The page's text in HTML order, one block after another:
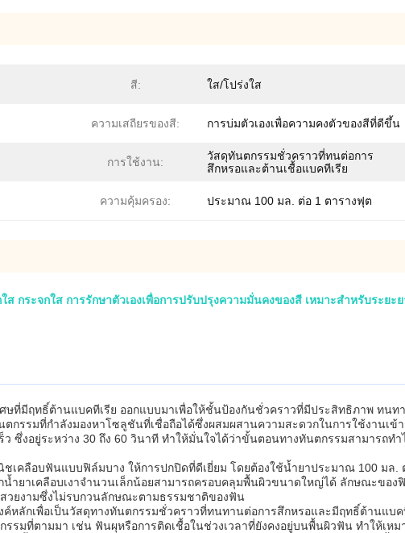
สี: ใส/โปร่งใส
ความเสถียรของสี: การบ่มตัวเองเพื่อความคงตัวของสีที่ดีขึ้น
การใช้งาน:
วัสดุทันตกรรมชั่วคราวที่ทนต่อการ
สึกหรอและต้านเชื้อแบคทีเรีย
ความคุ้มครอง: ประมาณ 100 มล. ต่อ 1 ตารางฟุต
กระจกใส การรักษาตัวเองเพื่อการปรับปรุงความมั่นคงของสี เหมาะสําหรับระยะ
ษที่มีฤทธิ์ต้านแบคทีเรีย ออกแบบมาเพื่อให้ชั้นป้องกันชั่วคราวที่มีประสิทธิภาพ ทน
รรมที่กำลังมองหาโซลูชันที่เชื่อถือได้ซึ่งผสมผสานความสะดวกในการใช้งานเข้
ว ซึ่งอยู่ระหว่าง 30 ถึง 60 วินาที ทำให้มั่นใจได้ว่าขั้นตอนทางทันตกรรมสามารถ
ชเคลือบฟันแบบฟิล์มบาง ให้การปกปิดที่ดีเยี่ยม โดยต้องใช้น้ำยาประมาณ 100 มล.
ำยาเคลือบเงาจำนวนเล็กน้อยสามารถครอบคลุมพื้นผิวขนาดใหญ่ได้ ลักษณะของ
วยงามซึ่งไม่รบกวนลักษณะตามธรรมชาติของฟัน
ค์หลักเพื่อเป็นวัสดุทางทันตกรรมชั่วคราวที่ทนทานต่อการสึกหรอและมีฤทธิ์ต้านแบ
รมที่ตามมา เช่น ฟันผุหรือการติดเชื้อในช่วงเวลาที่ยังคงอยู่บนพื้นผิวฟัน ทำให้เห